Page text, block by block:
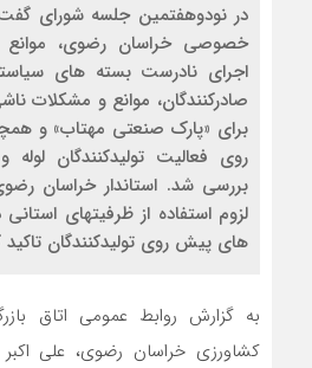
در نودوهفتمین جلسه شورای
خصوصی خراسان رضوی،
اجرای نادرست بسته های
صادرکنندگان، موانع و مشکلات
برای «پارک صنعتی مهتاب» و
روی فعالیت تولیدکنندگان لوله
بررسی شد. استاندار خراسان
لزوم استفاده از ظرفیتهای
های پیش روی تولیدکنندگان تاکید
به گزارش روابط عمومی اتاق
کشاورزی خراسان رضوی، علی اکبر